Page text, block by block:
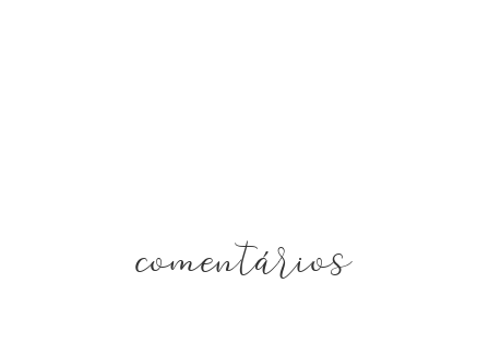
comentários